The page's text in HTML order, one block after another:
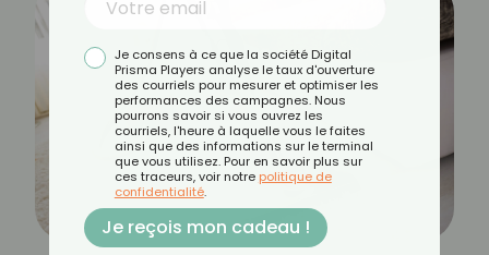
Je consens à ce que la société Digital
Prisma Players analyse le taux d'ouverture
des courriels pour mesurer et optimiser les
performances des campagnes. Nous
pourrons savoir si vous ouvrez les
courriels, l'heure à laquelle vous le faites
ainsi que des informations sur le terminal
que vous utilisez. Pour en savoir plus sur
ces traceurs, voir notre politique de
confidentialité.
Je reçois mon cadeau !